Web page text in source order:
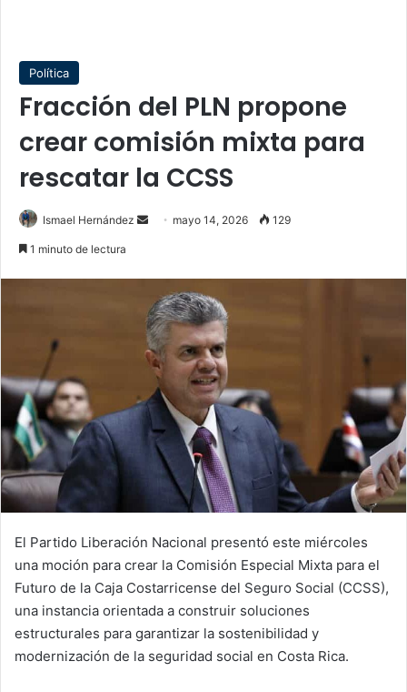
Política
Fracción del PLN propone
crear comisión mixta para
rescatar la CCSS
Ismael Hernández
Send mayo 14, 2026 129
1 minuto de lectura
El Partido Liberación Nacional presentó este miércoles
una moción para crear la Comisión Especial Mixta para el
Futuro de la Caja Costarricense del Seguro Social (CCSS),
una instancia orientada a construir soluciones
estructurales para garantizar la sostenibilidad y
modernización de la seguridad social en Costa Rica.